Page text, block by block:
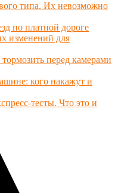
типа. Их невозможно
по платной дороге
изменений для
перед камерами
кого накажут и
тесты. Что это и